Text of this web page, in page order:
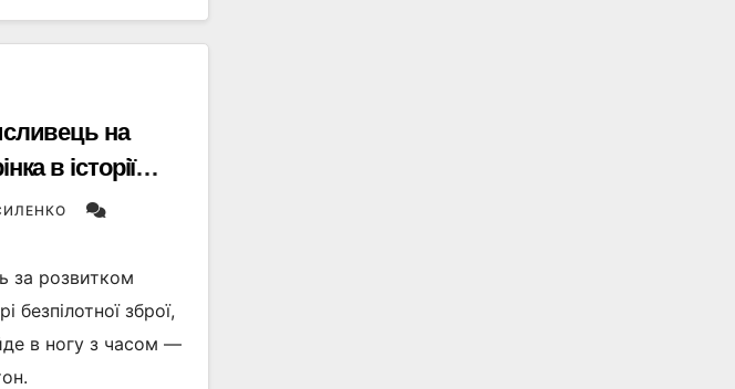
на
в історії
за розвитком
безпілотної зброї,
в ногу з часом —